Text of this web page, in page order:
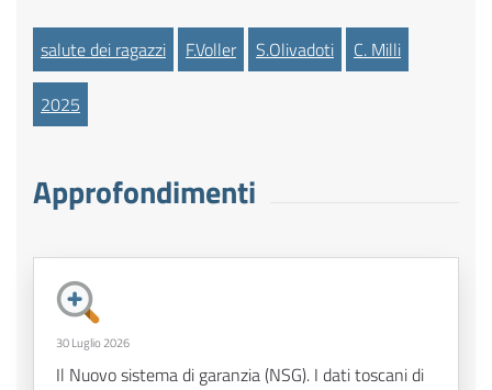
salute dei ragazzi F.Voller S.Olivadoti C. Milli
2025
Approfondimenti
30 Luglio 2026
Il Nuovo sistema di garanzia (NSG). I dati toscani di